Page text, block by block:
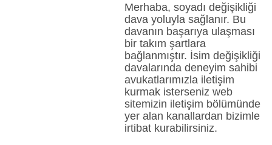
Merhaba, soyadı değişikliği
dava yoluyla sağlanır. Bu
davanın başarıya ulaşması
bir takım şartlara
bağlanmıştır. İsim değişikliği
davalarında deneyim sahibi
avukatlarımızla iletişim
kurmak isterseniz web
sitemizin iletişim bölümünde
yer alan kanallardan bizimle
irtibat kurabilirsiniz.